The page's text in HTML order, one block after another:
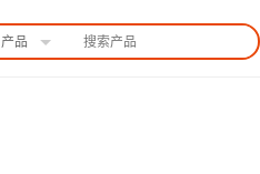
产品